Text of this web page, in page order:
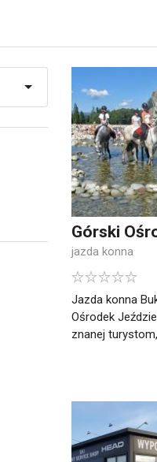
Górski
jazda konna
Jazda konna
Ośrodek
znanej